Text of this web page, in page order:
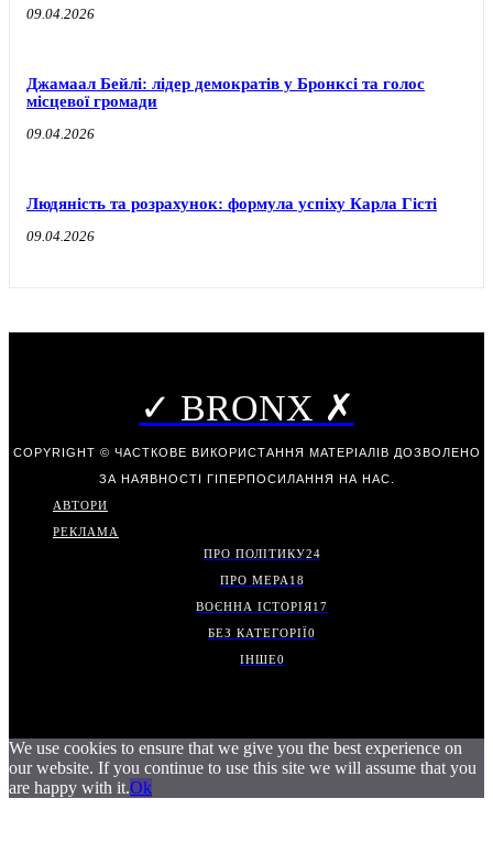
09.04.2026
Джамаал Бейлі: лідер демократів у Бронксі та голос
місцевої громади
09.04.2026
Людяність та розрахунок: формула успіху Карла Гісті
09.04.2026
✓ BRONX ✗
COPYRIGHT © ЧАСТКОВЕ ВИКОРИСТАННЯ МАТЕРІАЛІВ ДОЗВОЛЕНО
ЗА НАЯВНОСТІ ГІПЕРПОСИЛАННЯ НА НАС.
АВТОРИ
РЕКЛАМА
ПРО ПОЛІТИКУ24
ПРО МЕРА 18
ВОЄННА ІСТОРІЯ17
БЕЗ КАТЕГОРІЇ0
ІНШЕ0
We use cookies to ensure that we give you the best experience on
our website. If you continue to use this site we will assume that you
are happy with it.Ok